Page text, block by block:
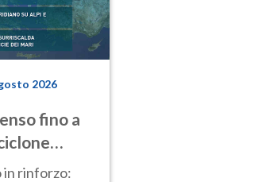
2026
fino a
rinforzo: